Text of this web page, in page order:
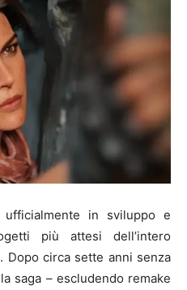
in sviluppo e
più attesi dell’intero
Dopo circa sette anni senza
saga – escludendo remake